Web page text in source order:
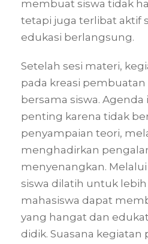
membuat siswa tidak
tetapi juga terlibat aktif
edukasi berlangsung.
Setelah sesi materi,
pada kreasi
bersama siswa.
penting karena tidak
penyampaian teori,
menghadirkan
menyenangkan.
siswa dilatih untuk
mahasiswa dapat
yang hangat dan
didik. Suasana